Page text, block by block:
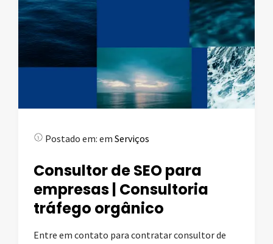
Postado em: em Serviços
Consultor de SEO para
empresas | Consultoria
tráfego orgânico
Entre em contato para contratar consultor de